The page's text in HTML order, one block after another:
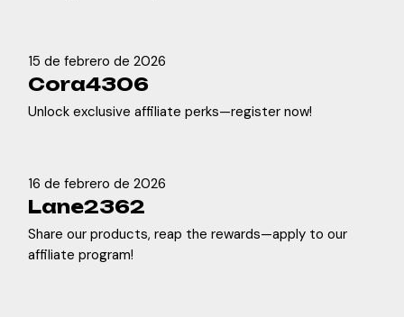
15 de febrero de 2026
Cora4306
Unlock exclusive affiliate perks—register now!
16 de febrero de 2026
Lane2362
Share our products, reap the rewards—apply to our
affiliate program!